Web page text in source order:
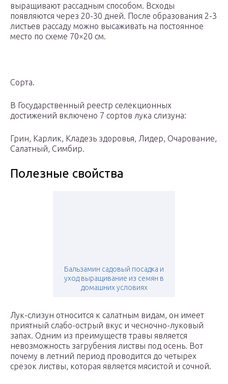
выращивают рассадным способом. Всходы
появляются через 20-30 дней. После образования 2-3
листьев рассаду можно высаживать на постоянное
место по схеме 70×20 см.
Сорта.
В Государственный реестр селекционных
достижений включено 7 сортов лука слизуна:
Грин, Карлик, Кладезь здоровья, Лидер, Очарование,
Салатный, Симбир.
Полезные свойства
Бальзамин садовый посадка и
уход выращивание из семян в
домашних условиях
Лук-слизун относится к салатным видам, он имеет
приятный слабо-острый вкус и чесночно-луковый
запах. Одним из преимуществ травы является
невозможность загрубения листвы под осень. Вот
почему в летний период проводится до четырех
срезок листвы, которая является мясистой и сочной.